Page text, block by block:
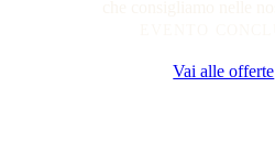
Vai alle offerte